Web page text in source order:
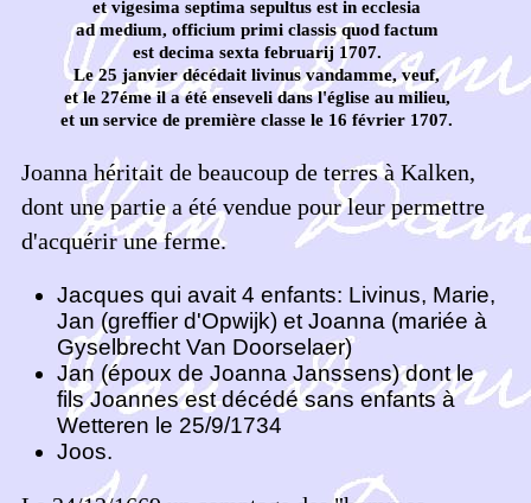
et vigesima septima sepultus est in ecclesia
ad medium, officium primi classis quod factum
est decima sexta februarij 1707.
Le 25 janvier décédait livinus vandamme, veuf,
et le 27éme il a été enseveli dans l'église au milieu,
et un service de première classe le 16 février 1707.
Joanna héritait de beaucoup de terres à Kalken,
dont une partie a été vendue pour leur permettre
d'acquérir une ferme.
Jacques qui avait 4 enfants: Livinus, Marie,
Jan (greffier d'Opwijk) et Joanna (mariée à
Gyselbrecht Van Doorselaer)
Jan (époux de Joanna Janssens) dont le
fils Joannes est décédé sans enfants à
Wetteren le 25/9/1734
Joos.